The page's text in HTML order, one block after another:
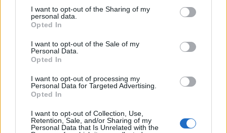
I want to opt-out of the Sharing of my
personal data.
Opted In
I want to opt-out of the Sale of my
Personal Data.
Opted In
I want to opt-out of processing my
Personal Data for Targeted Advertising.
Opted In
I want to opt-out of Collection, Use,
Retention, Sale, and/or Sharing of my
Personal Data that Is Unrelated with the
Μήλος: Ελικόπτερο… προσγειώθηκε στο Σαρακήνικο για
να κάνουν μπάνιο οι επιβάτες του - Δείτε βίντεο
Κίσσαμος: 32χρονος κατηγορείται για πέντε κλοπές από
νοσοκομείο 4 άτομα